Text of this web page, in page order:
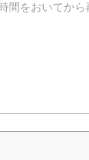
をおいてから